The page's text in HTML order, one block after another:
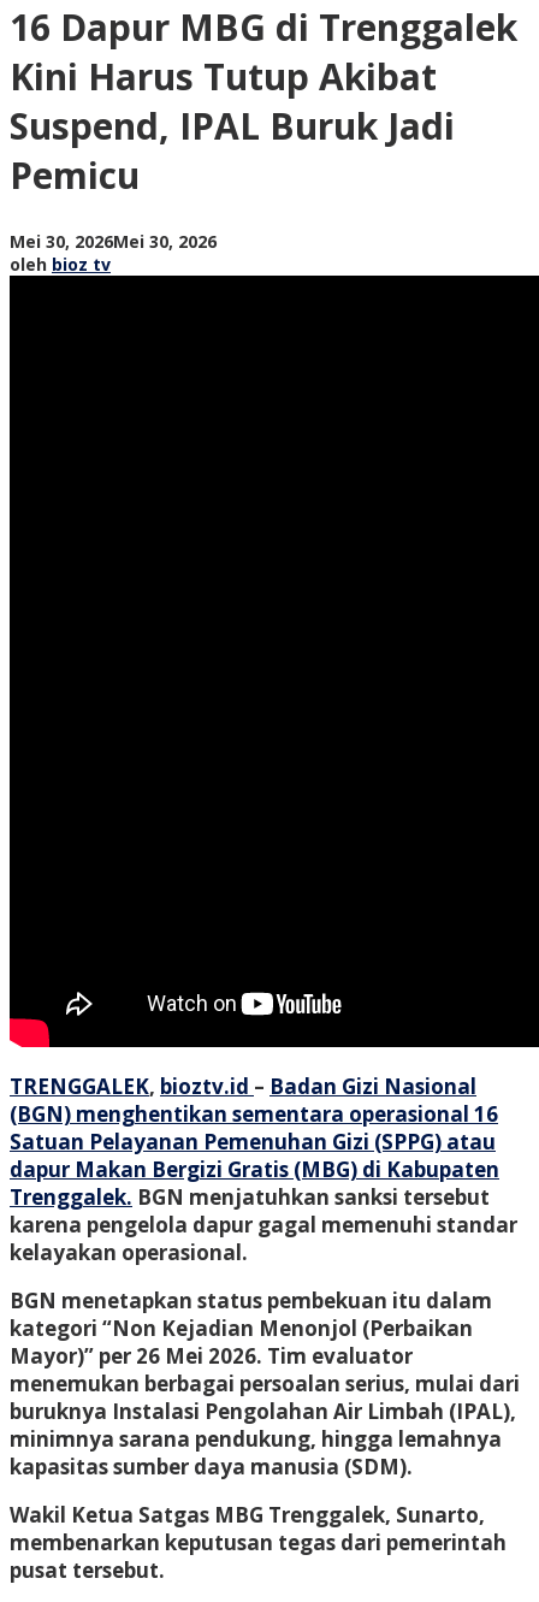
Trenggalek
Harus
Tutup
Akibat
Suspend,
16 Dapur MBG di Trenggalek
Kini Harus Tutup Akibat
Suspend, IPAL Buruk Jadi
Pemicu
Mei 30, 2026Mei 30, 2026oleh
oleh bioz tv
TRENGGALEK, bioztv.id – Badan Gizi Nasional
(BGN) menghentikan sementara operasional 16
Satuan Pelayanan Pemenuhan Gizi (SPPG) atau
dapur Makan Bergizi Gratis (MBG) di Kabupaten
Trenggalek. BGN menjatuhkan sanksi tersebut
karena pengelola dapur gagal memenuhi standar
kelayakan operasional.
BGN menetapkan status pembekuan itu dalam
kategori “Non Kejadian Menonjol (Perbaikan
Mayor)” per 26 Mei 2026. Tim evaluator
menemukan berbagai persoalan serius, mulai dari
buruknya Instalasi Pengolahan Air Limbah (IPAL),
minimnya sarana pendukung, hingga lemahnya
kapasitas sumber daya manusia (SDM).
Wakil Ketua Satgas MBG Trenggalek, Sunarto,
membenarkan keputusan tegas dari pemerintah
pusat tersebut.